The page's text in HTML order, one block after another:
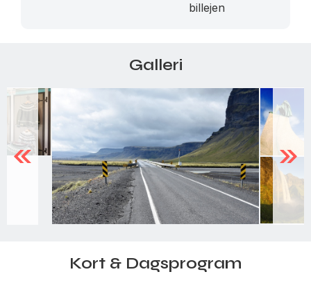
billejen
Galleri
Previous Next
Kort & Dagsprogram